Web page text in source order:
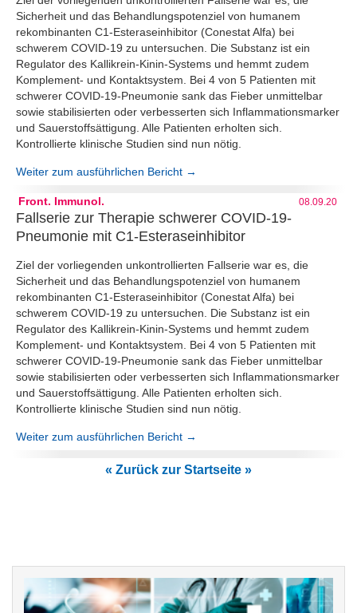
Sicherheit und das Behandlungspotenziel von humanem
rekombinanten C1-Esteraseinhibitor (Conestat Alfa) bei
schwerem COVID-19 zu untersuchen. Die Substanz ist ein
Regulator des Kallikrein-Kinin-Systems und hemmt zudem
Komplement- und Kontaktsystem. Bei 4 von 5 Patienten mit
schwerer COVID-19-Pneumonie sank das Fieber unmittelbar
sowie stabilisierten oder verbesserten sich Inflammationsmarker
und Sauerstoffsättigung. Alle Patienten erholten sich.
Kontrollierte klinische Studien sind nun nötig.
Weiter zum ausführlichen Bericht →
Front. Immunol. 08.09.20
Fallserie zur Therapie schwerer COVID-19-
Pneumonie mit C1-Esteraseinhibitor
Ziel der vorliegenden unkontrollierten Fallserie war es, die
Sicherheit und das Behandlungspotenziel von humanem
rekombinanten C1-Esteraseinhibitor (Conestat Alfa) bei
schwerem COVID-19 zu untersuchen. Die Substanz ist ein
Regulator des Kallikrein-Kinin-Systems und hemmt zudem
Komplement- und Kontaktsystem. Bei 4 von 5 Patienten mit
schwerer COVID-19-Pneumonie sank das Fieber unmittelbar
sowie stabilisierten oder verbesserten sich Inflammationsmarker
und Sauerstoffsättigung. Alle Patienten erholten sich.
Kontrollierte klinische Studien sind nun nötig.
Weiter zum ausführlichen Bericht →
« Zurück zur Startseite »